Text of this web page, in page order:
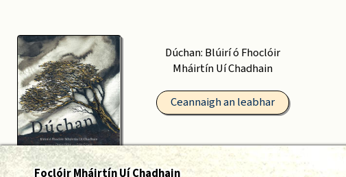
Dúchan: Blúirí ó Fhoclóir
Mháirtín Uí Chadhain
Ceannaigh an leabhar
Foclóir Mháirtín Uí Chadhain